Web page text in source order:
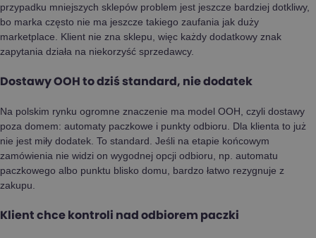
przypadku mniejszych sklepów problem jest jeszcze bardziej dotkliwy,
bo marka często nie ma jeszcze takiego zaufania jak duży
marketplace. Klient nie zna sklepu, więc każdy dodatkowy znak
zapytania działa na niekorzyść sprzedawcy.
Dostawy OOH to dziś standard, nie dodatek
Na polskim rynku ogromne znaczenie ma model OOH, czyli dostawy
poza domem: automaty paczkowe i punkty odbioru. Dla klienta to już
nie jest miły dodatek. To standard. Jeśli na etapie końcowym
zamówienia nie widzi on wygodnej opcji odbioru, np. automatu
paczkowego albo punktu blisko domu, bardzo łatwo rezygnuje z
zakupu.
Klient chce kontroli nad odbiorem paczki